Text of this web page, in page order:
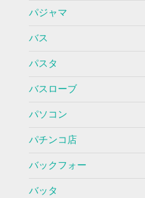
パジャマ
バス
パスタ
バスローブ
パソコン
パチンコ店
バックフォー
バッタ